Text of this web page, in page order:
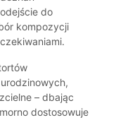
do
kompozycji
– dbając
dostosowuje